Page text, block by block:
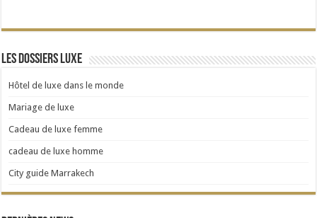
Les dossiers Luxe
Hôtel de luxe dans le monde
Mariage de luxe
Cadeau de luxe femme
cadeau de luxe homme
City guide Marrakech